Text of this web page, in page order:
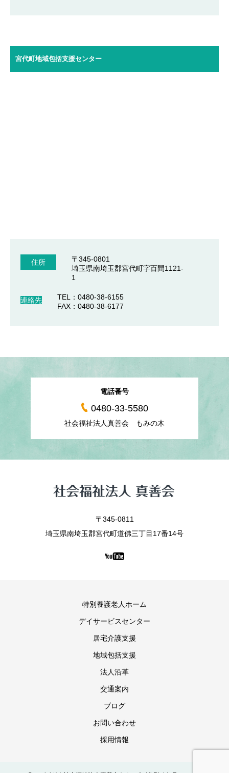
宮代町地域包括支援センター
住所
〒345-0801
埼玉県南埼玉郡宮代町字百間1121-
1
連絡先
TEL：0480-38-6155
FAX：0480-38-6177
電話番号
0480-33-5580
社会福祉法人真善会 もみの木
〒345-0811
埼玉県南埼玉郡宮代町道佛三丁目17番14号
特別養護老人ホーム
デイサービスセンター
居宅介護支援
地域包括支援
法人沿革
交通案内
ブログ
お問い合わせ
採用情報